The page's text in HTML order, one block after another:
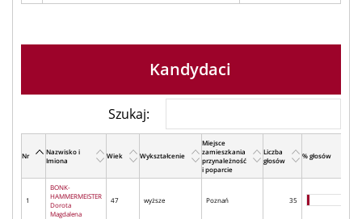
Kandydaci
Szukaj:
Nr
Nazwisko i
Imiona
Wiek Wykształcenie
Miejsce
zamieszkania
przynależność
i poparcie
Liczba
głosów
% głosów
1
BONK-
HAMMERMEISTER
Dorota
Magdalena
47 wyższe Poznań 35